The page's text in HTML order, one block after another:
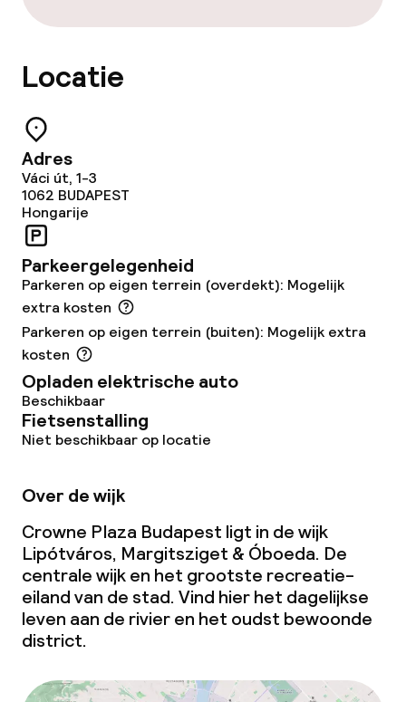
Terras
Zonneterras
Eet- en drinkgelegenheden
Restaurant
Bar
Eet- en drinkdiensten
Ontbijtbuffet
Ontbijt à la carte
Lunch à la carte
Dinerbuffet
Diner à la carte
Diner, vast menu
Roomservice
Locatie
Adres
Váci út, 1-3
1062 BUDAPEST
Hongarije
Parkeergelegenheid
Parkeren op eigen terrein (overdekt): Mogelijk
extra kosten
Parkeren op eigen terrein (buiten): Mogelijk extra
kosten
Opladen elektrische auto
Beschikbaar
Fietsenstalling
Niet beschikbaar op locatie
Over de wijk
Crowne Plaza Budapest ligt in de wijk
Lipótváros, Margitsziget & Óboeda. De
centrale wijk en het grootste recreatie-
eiland van de stad. Vind hier het dagelijkse
leven aan de rivier en het oudst bewoonde
district.